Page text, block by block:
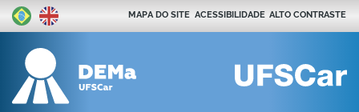
MAPA DO SITE ACESSIBILIDADE ALTO CONTRASTE